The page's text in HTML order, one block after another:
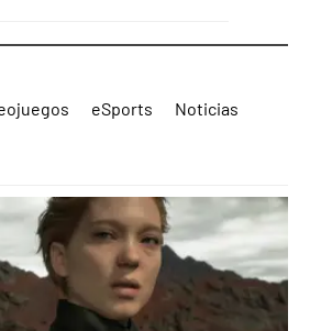
eSports
Noticias